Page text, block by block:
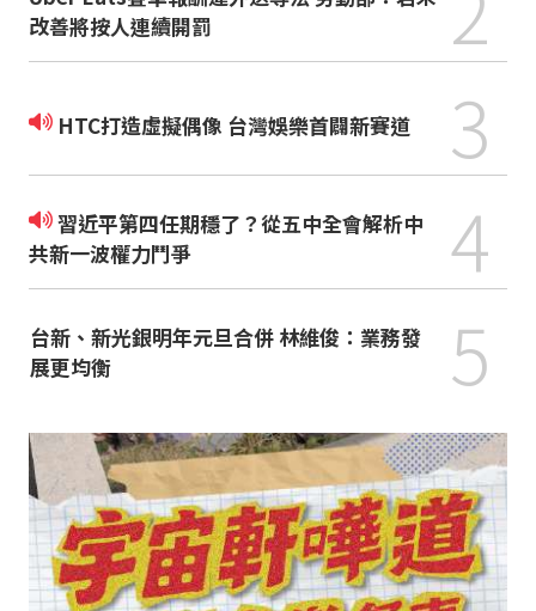
改善將按人連續開罰
HTC打造虛擬偶像 台灣娛樂首闢新賽道 3
習近平第四任期穩了？從五中全會解析中
共新一波權力鬥爭
4
台新、新光銀明年元旦合併 林維俊：業務發
展更均衡
5